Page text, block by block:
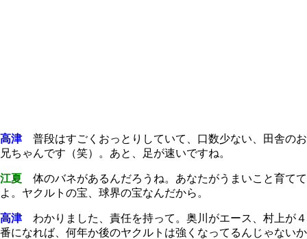
高津普段はすごくおっとりしていて、口数少ない、田舎のお
兄ちゃんです（笑）。あと、足が速いですね。
江夏 体のバネがあるんだろうね。あなたがうまいこと育てて
よ。ヤクルトの宝、球界の宝なんだから。
高津わかりました、責任を持って。奥川がエース、村上が４
番になれば、何年か後のヤクルトは強くなってるんじゃないか